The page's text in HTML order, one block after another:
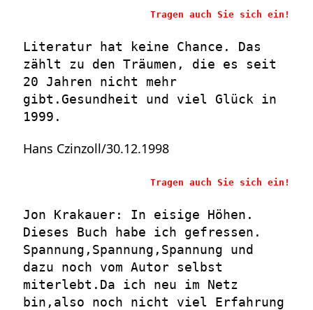
Tragen auch Sie sich ein!
Literatur hat keine Chance. Das
zählt zu den Träumen, die es seit
20 Jahren nicht mehr
gibt.Gesundheit und viel Glück in
1999.
Hans Czinzoll/30.12.1998
Tragen auch Sie sich ein!
Jon Krakauer: In eisige Höhen.
Dieses Buch habe ich gefressen.
Spannung,Spannung,Spannung und
dazu noch vom Autor selbst
miterlebt.Da ich neu im Netz
bin,also noch nicht viel Erfahrung